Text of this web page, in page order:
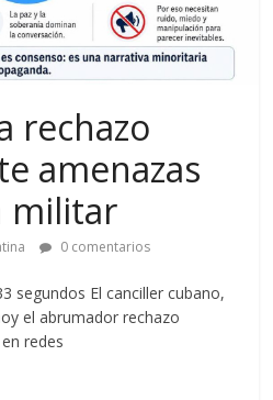
rechazo
amenazas
militar
0 comentarios
segundos El canciller cubano,
el abrumador rechazo
redes